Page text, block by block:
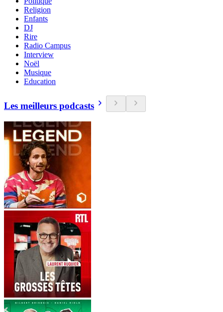
Religion
Enfants
DJ
Rire
Radio Campus
Interview
Noël
Musique
Education
Les meilleurs podcasts